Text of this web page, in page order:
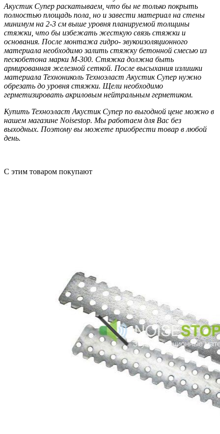
Акустик Супер раскатываем, что бы не только покрыть
полностью площадь пола, но и завести материал на стены
минимум на 2-3 см выше уровня планируемой толщины
стяжки, что бы избежать жесткую связь стяжки и
основания. После монтажа гидро- звукоизоляционного
материала необходимо залить стяжку бетонной смесью из
пескобетона марки М-300. Стяжка должна быть
армированная железной сеткой. После высыхания излишки
материала Технониколь Техноэласт Акустик Супер нужно
обрезать до уровня стяжки. Щели необходимо
герметизировать акриловым нейтральным герметиком.
Купить Техноэласт Акустик Супер по выгодной цене можно в
нашем магазине Noisestop. Мы работаем для Вас без
выходных. Поэтому вы можете приобрести товар в любой
день.
C этим товаром покупают